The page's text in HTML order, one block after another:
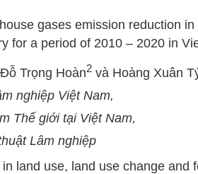
gases emission reduction
for a period of 2010 – 2020 in
Trọng Hoàn2 và Hoàng Xuân
nghiệp Việt Nam,
Thế giới tại Việt Nam,
Lâm nghiệp
land use, land use change and